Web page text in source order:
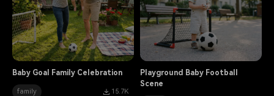
Baby Goal Family Celebration
family 15.7K
Playground Baby Football
Scene